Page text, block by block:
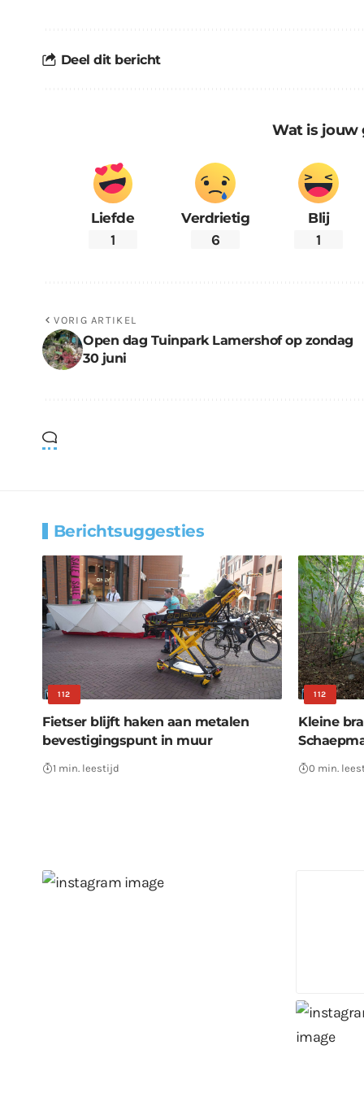
Deel dit bericht
Wat is jouw
Liefde
1
Verdrietig
6
Blij
1
VORIG ARTIKEL
Open dag Tuinpark Lamershof op zondag
30 juni
Berichtsuggesties
112
Fietser blijft haken aan metalen
bevestigingspunt in muur
1 min. leestijd
112
Kleine
0 min.